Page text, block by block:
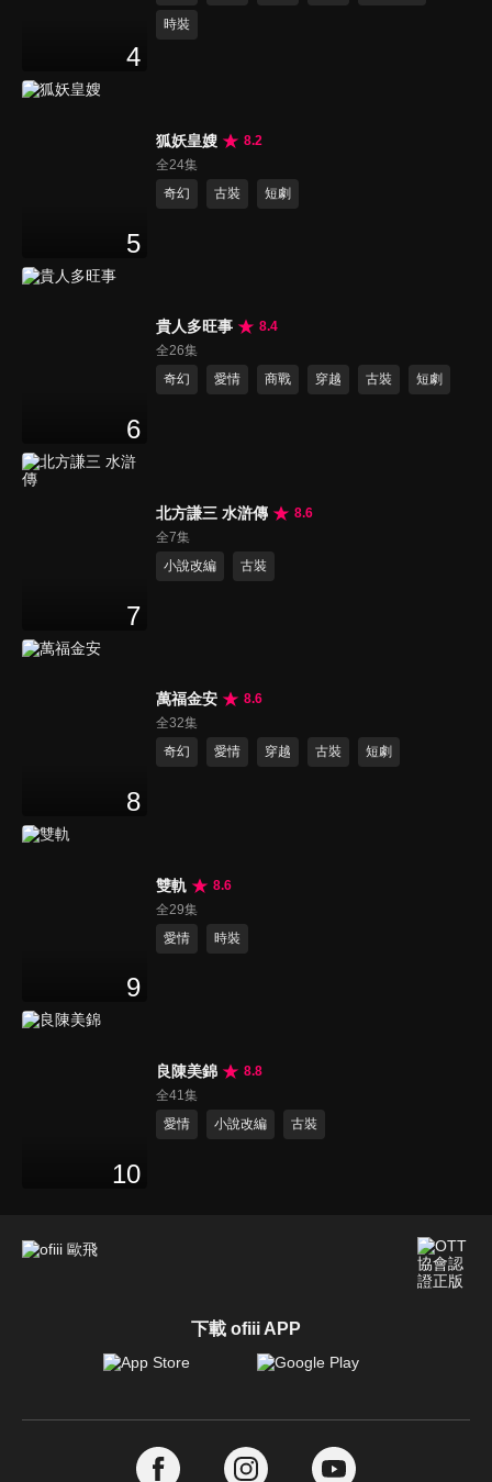
4
時裝
5
狐妖皇嫂
8.2
全24集
奇幻
古裝 短劇
6
貴人多旺事
8.4
全26集
奇幻
愛情 商戰 穿越 古裝 短劇
7
北方謙三 水滸傳
8.6
全7集
小說改編
古裝
8
萬福金安
8.6
全32集
奇幻
愛情 穿越 古裝 短劇
9
雙軌
8.6
全29集
愛情
時裝
10
良陳美錦
8.8
全41集
愛情
小說改編 古裝
下載 ofiii APP